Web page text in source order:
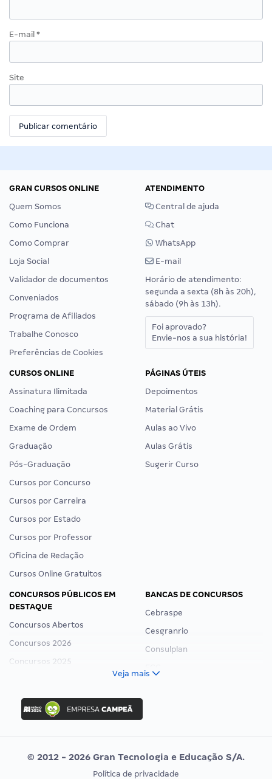
E-mail *
Site
GRAN CURSOS ONLINE
Quem Somos
Como Funciona
Como Comprar
Loja Social
Validador de documentos
Conveniados
Programa de Afiliados
Trabalhe Conosco
Preferências de Cookies
ATENDIMENTO
Central de ajuda
Chat
WhatsApp
E-mail
Horário de atendimento:
segunda a sexta (8h às 20h),
sábado (9h às 13h).
Foi aprovado?
Envie-nos a sua história!
CURSOS ONLINE
Assinatura Ilimitada
Coaching para Concursos
Exame de Ordem
Graduação
Pós-Graduação
Cursos por Concurso
Cursos por Carreira
Cursos por Estado
Cursos por Professor
Oficina de Redação
Cursos Online Gratuitos
PÁGINAS ÚTEIS
Depoimentos
Material Grátis
Aulas ao Vivo
Aulas Grátis
Sugerir Curso
CONCURSOS PÚBLICOS EM
DESTAQUE
Concursos Abertos
Concursos 2026
Concursos 2025
Concurso Ibama
Concurso MPU
Editais publicados
BANCAS DE CONCURSOS
Cebraspe
Cesgranrio
Consulplan
Vunesp
Veja mais
© 2012 - 2026 Gran Tecnologia e Educação S/A.
Política de privacidade